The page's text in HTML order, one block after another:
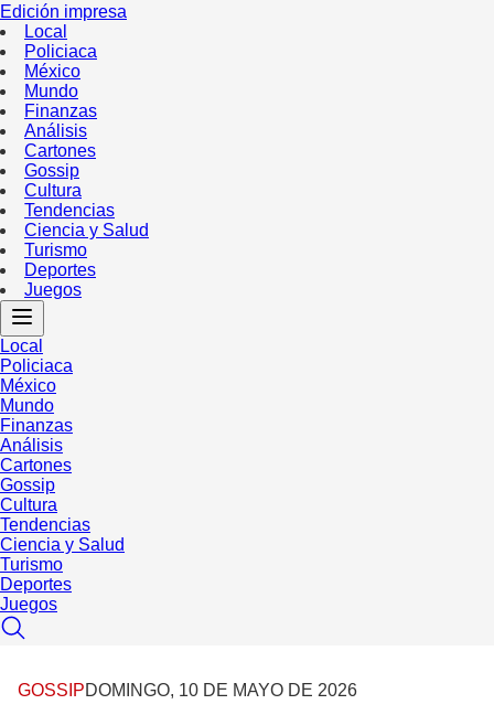
Edición impresa
Local
Policiaca
México
Mundo
Finanzas
Análisis
Cartones
Gossip
Cultura
Tendencias
Ciencia y Salud
Turismo
Deportes
Juegos
Local
Policiaca
México
Mundo
Finanzas
Análisis
Cartones
Gossip
Cultura
Tendencias
Ciencia y Salud
Turismo
Deportes
Juegos
GOSSIPDOMINGO, 10 DE MAYO DE 2026